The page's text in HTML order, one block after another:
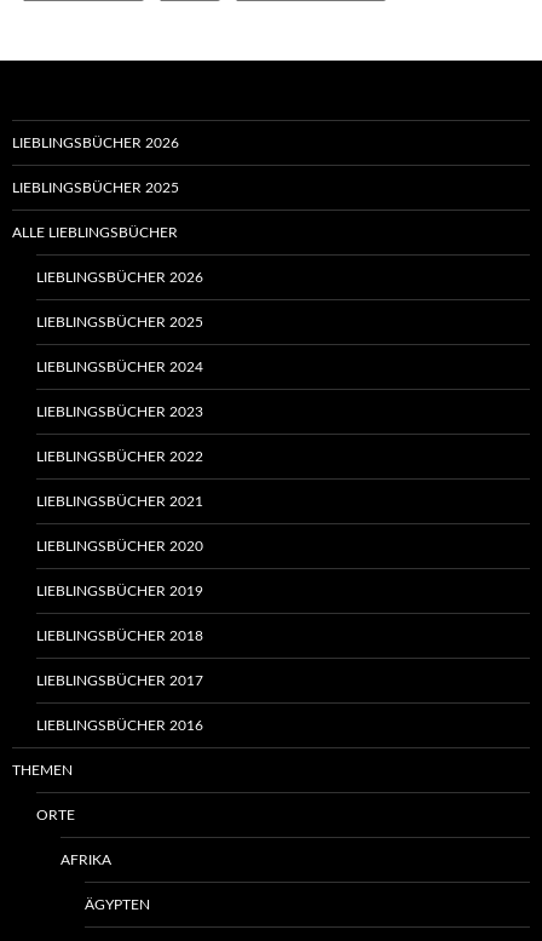
LIEBLINGSBÜCHER 2026
LIEBLINGSBÜCHER 2025
ALLE LIEBLINGSBÜCHER
LIEBLINGSBÜCHER 2026
LIEBLINGSBÜCHER 2025
LIEBLINGSBÜCHER 2024
LIEBLINGSBÜCHER 2023
LIEBLINGSBÜCHER 2022
LIEBLINGSBÜCHER 2021
LIEBLINGSBÜCHER 2020
LIEBLINGSBÜCHER 2019
LIEBLINGSBÜCHER 2018
LIEBLINGSBÜCHER 2017
LIEBLINGSBÜCHER 2016
THEMEN
ORTE
AFRIKA
ÄGYPTEN